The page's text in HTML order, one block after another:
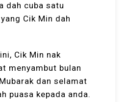
dah cuba satu
Cik Min dah
Cik Min nak
menyambut bulan
dan selamat
puasa kepada anda.